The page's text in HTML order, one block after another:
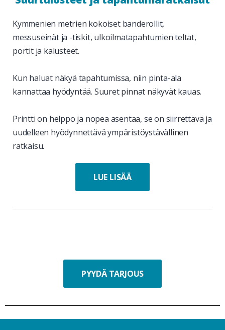
Kymmenien metrien kokoiset banderollit,
messuseinät ja -tiskit, ulkoilmatapahtumien teltat,
portit ja kalusteet.
Kun haluat näkyä tapahtumissa, niin pinta-ala
kannattaa hyödyntää. Suuret pinnat näkyvät kauas.
Printti on helppo ja nopea asentaa, se on siirrettävä ja
uudelleen hyödynnettävä ympäristöystävällinen
ratkaisu.
LUE LISÄÄ
PYYDÄ TARJOUS